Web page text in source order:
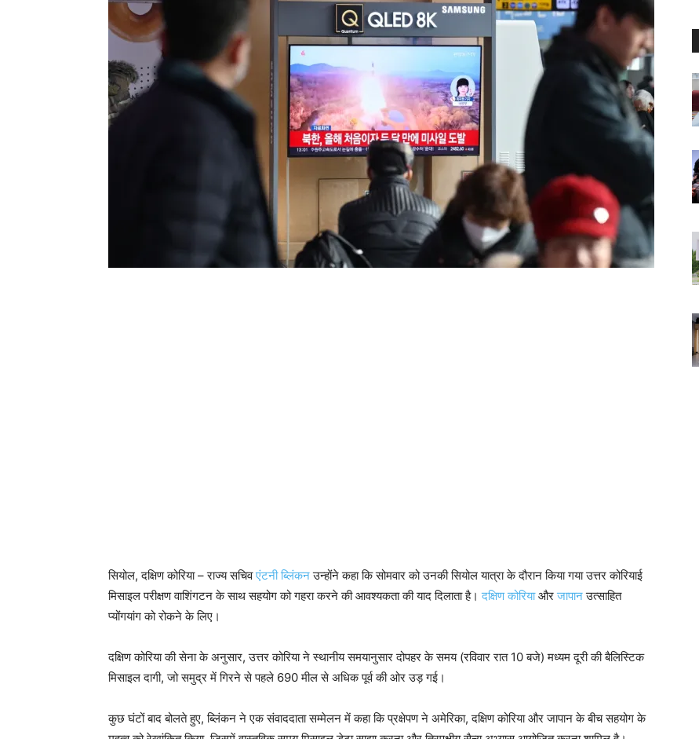
सियोल, दक्षिण कोरिया – राज्य सचिवएंटनी ब्लिंकनउन्होंने कहा कि सोमवार को उनकी सियोल यात्रा के दौरान किया गया उत्तर कोरियाई
मिसाइल परीक्षण वाशिंगटन के साथ सहयोग को गहरा करने की आवश्यकता की याद दिलाता है।दक्षिण कोरियाऔरजापानउत्साहित
प्योंगयांग को रोकने के लिए।
दक्षिण कोरिया की सेना के अनुसार, उत्तर कोरिया ने स्थानीय समयानुसार दोपहर के समय (रविवार रात 10 बजे) मध्यम दूरी की बैलिस्टिक
मिसाइल दागी, जो समुद्र में गिरने से पहले 690 मील से अधिक पूर्व की ओर उड़ गई।
कुछ घंटों बाद बोलते हुए, ब्लिंकन ने एक संवाददाता सम्मेलन में कहा कि प्रक्षेपण ने अमेरिका, दक्षिण कोरिया और जापान के बीच सहयोग के